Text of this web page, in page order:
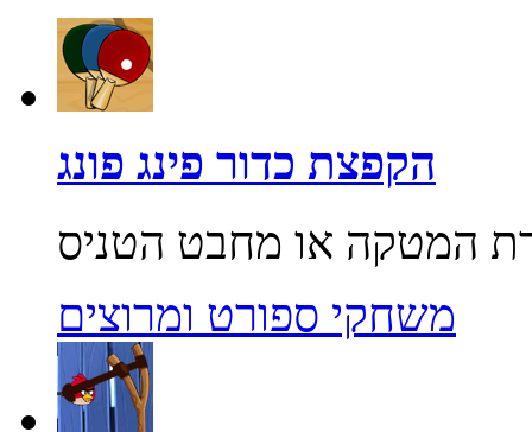
הקפצת כדור פינג פונג
משחקי ספורט ומרוצים